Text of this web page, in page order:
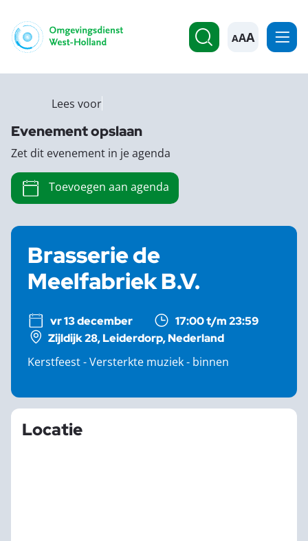
A
Brasserie de
Meelfabriek B.V.
vr 13 december
17:00 t/m 23:59
Zijldijk 28, Leiderdorp, Nederland
Kerstfeest - Versterkte muziek - binnen
Locatie
Lees voor
Evenement opslaan
Zet dit evenement in je agenda
Toevoegen aan agenda